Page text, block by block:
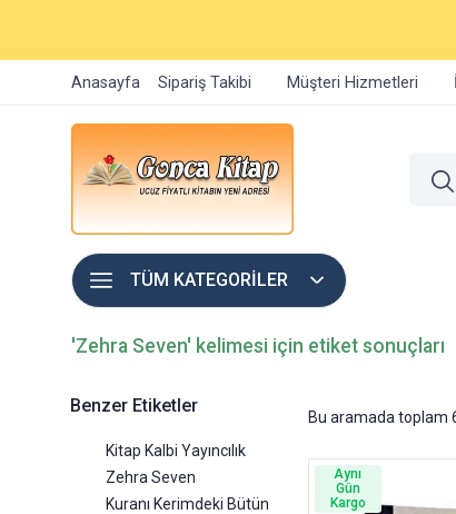
Anasayfa Sipariş Takibi Müşteri Hizmetleri
TÜM KATEGORİLER
'Zehra Seven' kelimesi için etiket sonuçları
Benzer Etiketler
Kitap Kalbi Yayıncılık
Zehra Seven
Kuranı Kerimdeki Bütün
Bu aramada toplam
Aynı
Gün
Kargo